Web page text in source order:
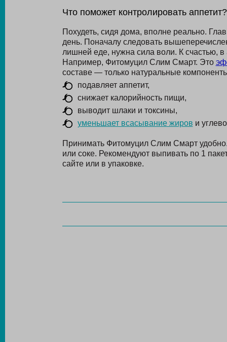
Что поможет контролировать аппетит?
Похудеть, сидя дома, вполне реально.
день. Поначалу следовать
лишней еде, нужна сила воли. К счастью,
Например, Фитомуцил Слим Смарт. Это
составе — только натуральные
подавляет аппетит,
снижает калорийность пищи,
выводит шлаки и токсины,
уменьшает всасывание жиров и
Принимать Фитомуцил Слим Смарт
или соке. Рекомендуют выпивать по 1
сайте или в упаковке.